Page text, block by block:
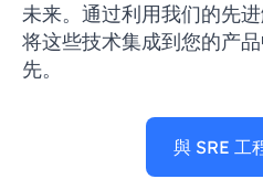
未来。通过利用我们的先
将这些技术集成到您的产
先。
與 SRE 工